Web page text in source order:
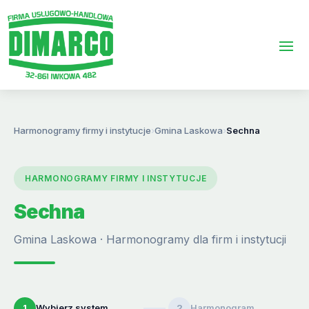
Harmonogramy firmy i instytucje›Gmina Laskowa›Sechna
HARMONOGRAMY FIRMY I INSTYTUCJE
Sechna
Gmina Laskowa · Harmonogramy dla firm i instytucji